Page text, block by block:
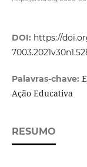
DOI: https://
Palavras-chave:
Ação Educativa
RESUMO